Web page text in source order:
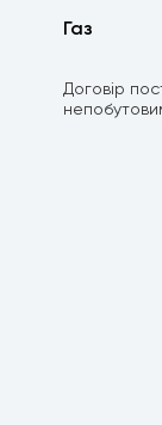
Газ
Договір